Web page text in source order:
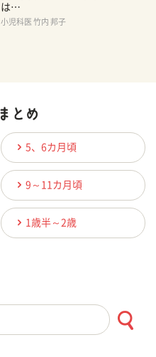
は…
小児科医 竹内 邦子
5、6カ月頃
9～11カ月頃
1歳半～2歳